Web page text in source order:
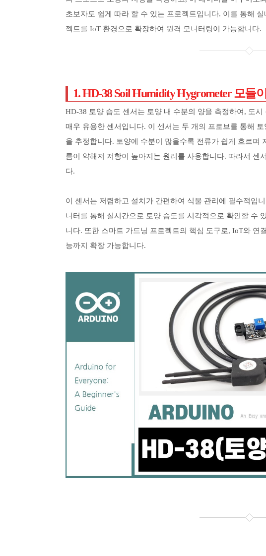
초보자도 쉽게 따라 할 수 있는 프로젝트입니다. 이를 통해
젝트를 IoT 환경으로 확장하여 원격 모니터링이 가능합니다.
1. HD-38 Soil Humidity Hygrometer 모듈
HD-38 토양 습도 센서는 토양 내 수분의 양을 측정하여, 도
매우 유용한 센서입니다. 이 센서는 두 개의 프로브를 통해
을 추정합니다. 토양에 수분이 많을수록 전류가 쉽게 흐르며
름이 약해져 저항이 높아지는 원리를 사용합니다. 따라서 센
다.
이 센서는 저렴하고 설치가 간편하여 식물 관리에 필수적입
니터를 통해 실시간으로 토양 습도를 시각적으로 확인할 수
니다. 또한 스마트 가드닝 프로젝트의 핵심 도구로, IoT와 연
능까지 확장 가능합니다.